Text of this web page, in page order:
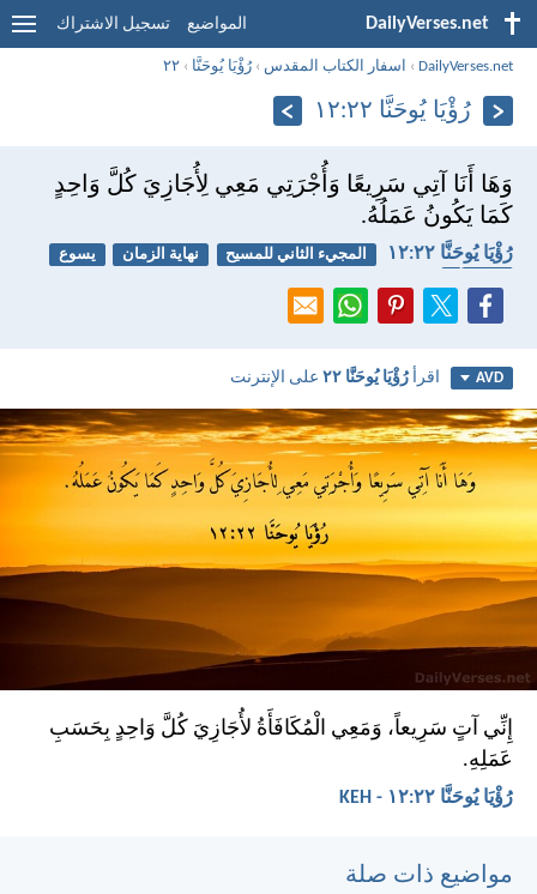
DailyVerses.net المواضيع تسجيل الاشتراك
DailyVerses.net
› اسفار الكتاب المقدس ›رُؤْيَا يُوحَنَّا ›٢٢
رُؤْيَا يُوحَنَّا ٢٢:‏١٢
وَهَا أَنَا آتِي سَرِيعًا وَأُجْرَتِي مَعِي لِأُجَازِيَ كُلَّ وَاحِدٍ
كَمَا يَكُونُ عَمَلُهُ.
رُؤْيَا يُوحَنَّا ٢٢:‏١٢ المجيء الثاني للمسيح نهاية الزمان
يسوع
AVD اقرأرُؤْيَا يُوحَنَّا ٢٢ على الإنترنت
إِنِّي آتٍ سَرِيعاً، وَمَعِي الْمُكَافَأَةُ لأُجَازِيَ كُلَّ وَاحِدٍ بِحَسَبِ
عَمَلِهِ.
رُؤْيَا يُوحَنَّا ٢٢:‏١٢ - KEH
مواضيع ذات صلة